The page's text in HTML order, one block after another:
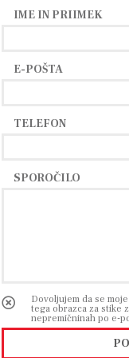
bodočih lastnikov.
življenje izven
IME IN PRIIMEK
E-POŠTA
TELEFON
SPOROČILO
Dovoljujem da se
tega obrazca za stike
nepremičninah po e-